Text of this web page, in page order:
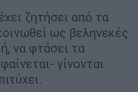
ζητήσει από τα
ως βεληνεκές
να φτάσει τα
γίνονται